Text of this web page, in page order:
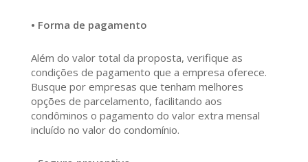
• Forma de pagamento
Além do valor total da proposta, verifique as
condições de pagamento que a empresa oferece.
Busque por empresas que tenham melhores
opções de parcelamento, facilitando aos
condôminos o pagamento do valor extra mensal
incluído no valor do condomínio.